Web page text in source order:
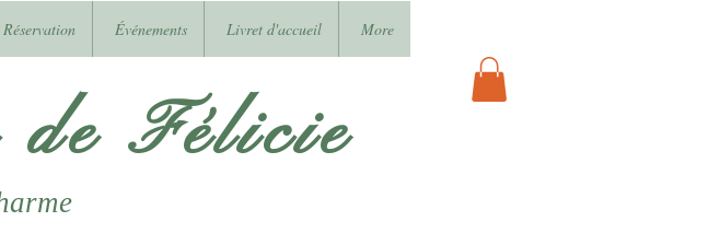
Réservation Événements Livret d'accueil More
Félicie